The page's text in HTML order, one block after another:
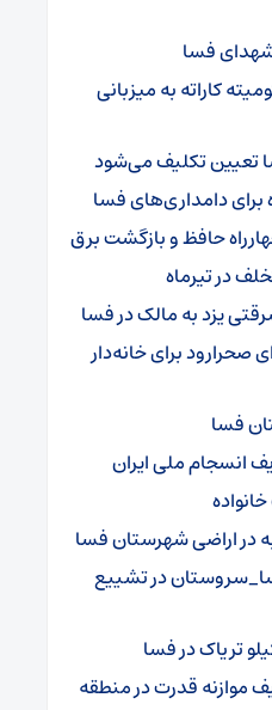
شهدای فسا
کاراته به میزبانی
تعیین تکلیف می‌شود
حافظ و بازگشت برق
یزد به مالک در فسا
برای خانه‌دار
انسجام ملی ایران
در اراضی شهرستان فسا
در تشییع
موازنه قدرت در منطقه